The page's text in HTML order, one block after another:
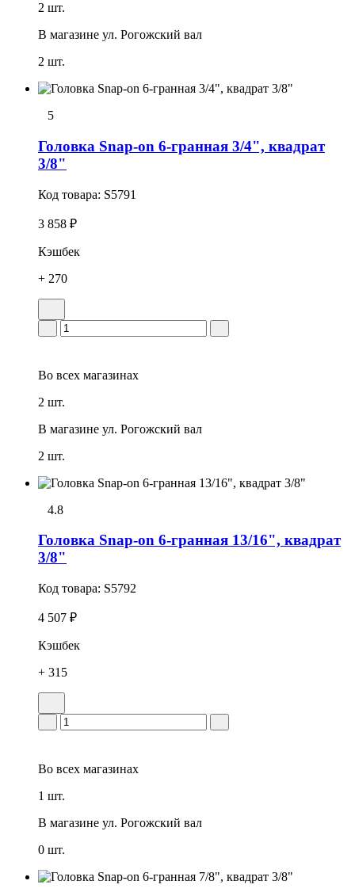
2 шт.
В магазине ул. Рогожский вал
2 шт.
5
Головка Snap-on 6-гранная 3/4", квадрат
3/8"
Код товара: S5791
3 858 ₽
Кэшбек
+ 270
Во всех магазинах
2 шт.
В магазине ул. Рогожский вал
2 шт.
4.8
Головка Snap-on 6-гранная 13/16", квадрат
3/8"
Код товара: S5792
4 507 ₽
Кэшбек
+ 315
Во всех магазинах
1 шт.
В магазине ул. Рогожский вал
0 шт.